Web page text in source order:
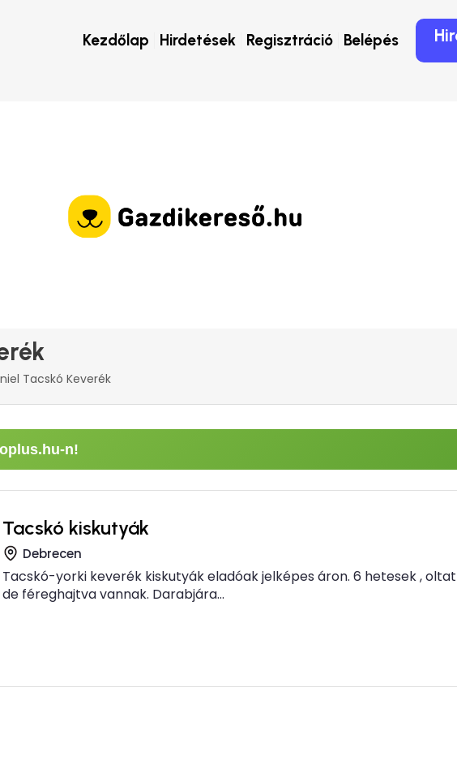
Belépés
Regisztráció
Hirdetések
Kezdőlap
Tacskó Keverék
n!
Tacskó kiskutyák
Debrecen
Tacskó-yorki keverék kiskutyák eladóak jelképes áron. 6 hetesek ,
de féreghajtva vannak. Darabjára...